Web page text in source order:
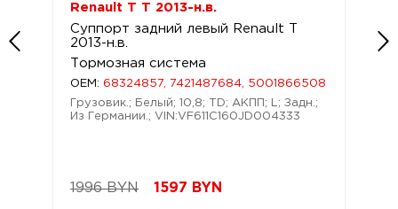
Renault T T 2013-н.в.
Суппорт задний левый Renault T
2013-н.в.
Тормозная система
OEM: 68324857, 7421487684, 5001866508
Грузовик.; Белый; 10,8; TD; АКПП; L; Задн.;
Из Германии.; VIN:VF611C160JD004333
1996 BYN 1597 BYN